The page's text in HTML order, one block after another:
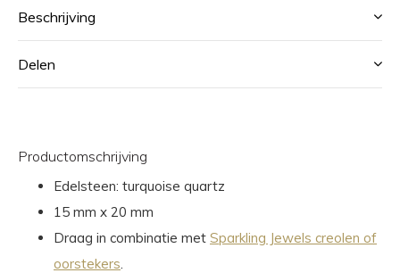
Beschrijving
Delen
Productomschrijving
Edelsteen: turquoise quartz
15 mm x 20 mm
Draag in combinatie met Sparkling Jewels creolen of
oorstekers